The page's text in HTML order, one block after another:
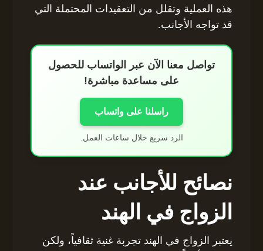
هذه العملية وتقلل من التعقيدات المحتملة التي
قد تواجه الأجانب.
تواصل معنا الآن عبر الواتساب للحصول
على مساعدة مباشرة!
راسلنا على واتساب
الرد سريع خلال ساعات العمل.
نصائح للأجانب عند
الزواج في الهند
يعتبر الزواج في الهند تجربة غنية ثقافياً، ولكن